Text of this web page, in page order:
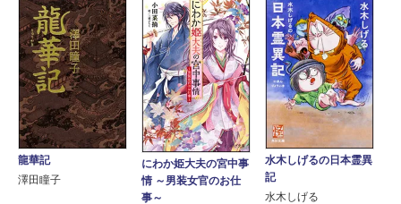
龍華記
澤田瞳子
にわか姫大夫の宮中事
情 ～男装女官のお仕
事～
水木しげるの日本霊異
記
水木しげる